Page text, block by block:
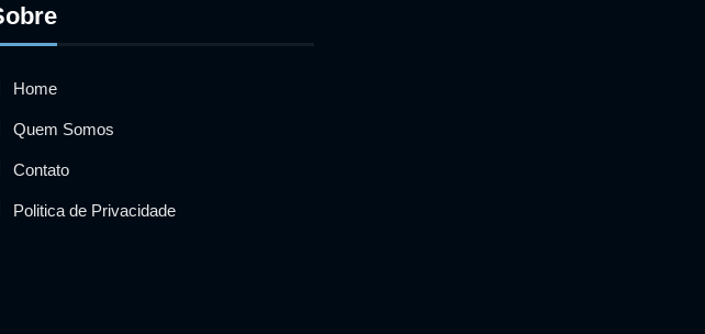
Home
Quem Somos
Contato
Politica de Privacidade